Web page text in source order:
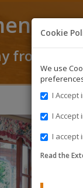
from € 34.
Cookie
We use
I Accept
I Accept
I accept
Read the